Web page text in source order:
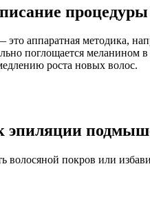
процедуры
аппаратная методика,
поглощается меланином
роста новых волос.
эпиляции
волосяной покров или